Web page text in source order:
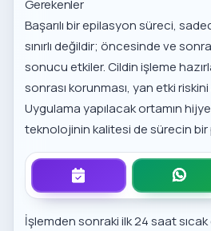
Gerekenler
Başarılı bir epilasyon süreci,
sınırlı değildir; öncesinde ve
sonucu etkiler. Cildin işleme
sonrası korunması, yan etki riskini
Uygulama yapılacak ortamın
teknolojinin kalitesi de sürecin bir
İşlemden sonraki ilk 24 saat